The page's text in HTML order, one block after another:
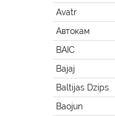
Avatr
Автокам
BAIC
Bajaj
Baltijas Dzips
Baojun